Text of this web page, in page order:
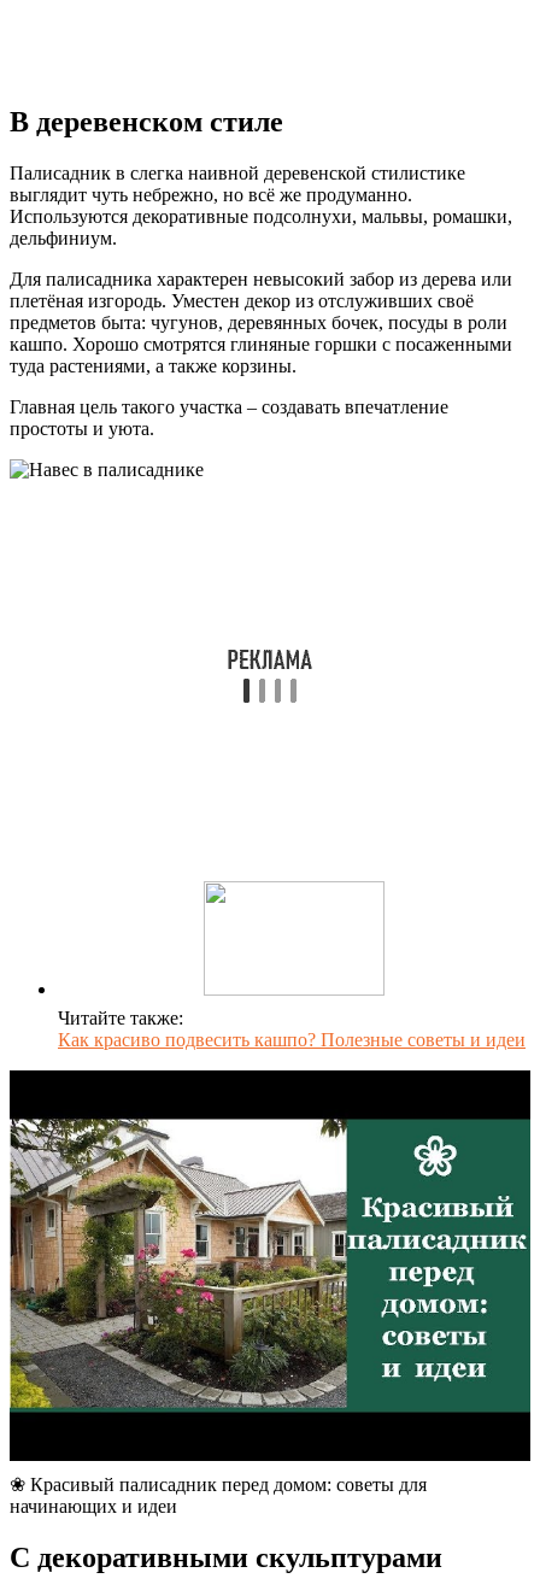
В деревенском стиле
Палисадник в слегка наивной деревенской стилистике
выглядит чуть небрежно, но всё же продуманно.
Используются декоративные подсолнухи, мальвы, ромашки,
дельфиниум.
Для палисадника характерен невысокий забор из дерева или
плетёная изгородь. Уместен декор из отслуживших своё
предметов быта: чугунов, деревянных бочек, посуды в роли
кашпо. Хорошо смотрятся глиняные горшки с посаженными
туда растениями, а также корзины.
Главная цель такого участка – создавать впечатление
простоты и уюта.
Читайте также:
Как красиво подвесить кашпо? Полезные советы и идеи
❀ Красивый палисадник перед домом: советы для
начинающих и идеи
С декоративными скульптурами